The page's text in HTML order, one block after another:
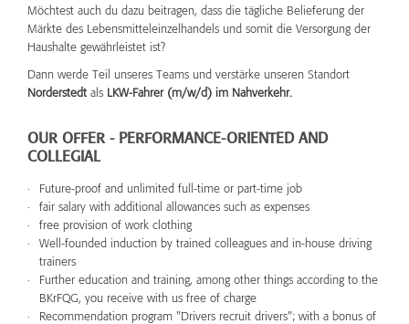
Möchtest auch du dazu beitragen, dass die tägliche Belieferung der
Märkte des Lebensmitteleinzelhandels und somit die Versorgung der
Haushalte gewährleistet ist?
Dann werde Teil unseres Teams und verstärke unseren Standort
Norderstedt als LKW-Fahrer (m/w/d) im Nahverkehr.
OUR OFFER - PERFORMANCE-ORIENTED AND
COLLEGIAL
Future-proof and unlimited full-time or part-time job
fair salary with additional allowances such as expenses
free provision of work clothing
Well-founded induction by trained colleagues and in-house driving
trainers
Further education and training, among other things according to the
BKrFQG, you receive with us free of charge
Recommendation program "Drivers recruit drivers"; with a bonus of